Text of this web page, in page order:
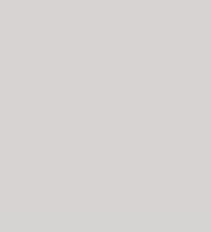
bardzo ziołowy.
dębu. Nota – 92.
Daniel’s Rye
Ponad trzyletnia,
w której 70%
czekolady,
W ustach dużo
gruszki. A w